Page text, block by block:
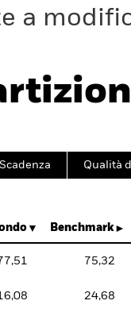
a
Scadenza Qualità
Benchmark
77,51 75,32
24,68